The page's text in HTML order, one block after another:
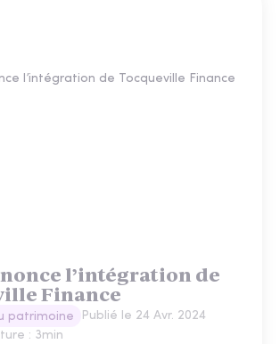
l’intégration de
Finance
patrimoine Publié le 24 Avr. 2024
: 3min